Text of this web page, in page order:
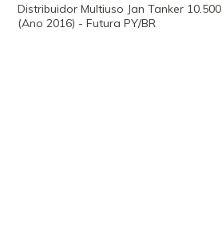
Distribuidor Multiuso Jan Tanker 10.500
(Ano 2016) - Futura PY/BR